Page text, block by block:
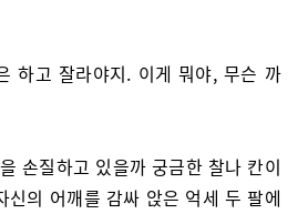
하고 잘라야지. 이게 뭐야, 무슨 까
손질하고 있을까 궁금한 찰나 칸이
신의 어깨를 감싸 앉은 억세 두 팔에